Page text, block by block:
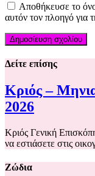
Αποθήκευσε το
αυτόν τον πλοηγό για
Δείτε επίσης
Κριός –
2026
Κριός Γενική
να εστιάσετε στις
Ζώδια